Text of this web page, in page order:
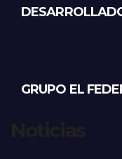
GRUPO EL